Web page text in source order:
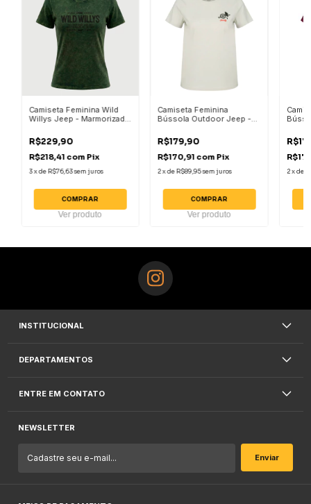
Camiseta Feminina Wild
Willys Jeep - Marmorizada
R$229,90
R$218,41 com Pix
3xdeR$76,63sem juros
COMPRAR
Ver produto
Camiseta Feminina
Bússola Outdoor Jeep -
R$179,90
R$170,91 com Pix
2xdeR$89,95sem juros
COMPRAR
Ver produto
2xde
INSTITUCIONAL
DEPARTAMENTOS
ENTRE EM CONTATO
NEWSLETTER